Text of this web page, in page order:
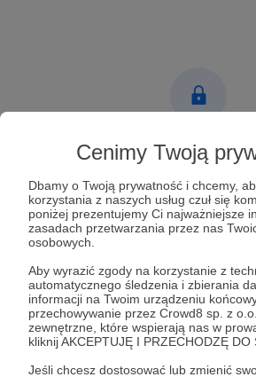
Cenimy Twoją
Dbamy o Twoją prywatność i chcemy,
korzystania z naszych usług czuł się
poniżej prezentujemy Ci najważniejsze
zasadach przetwarzania przez nas
osobowych.
Aby wyrazić zgody na korzystanie z
automatycznego śledzenia i zbierania
informacji na Twoim urządzeniu
przechowywanie przez Crowd8 sp. z
zewnętrzne, które wspierają nas w
kliknij AKCEPTUJĘ I PRZECHODZĘ DO
Jeśli chcesz dostosować lub zmienić
Post dostępny tylko dla
Aby zobaczyć ten materiał musisz
Zostań
Zaloguj się
Udostępnij